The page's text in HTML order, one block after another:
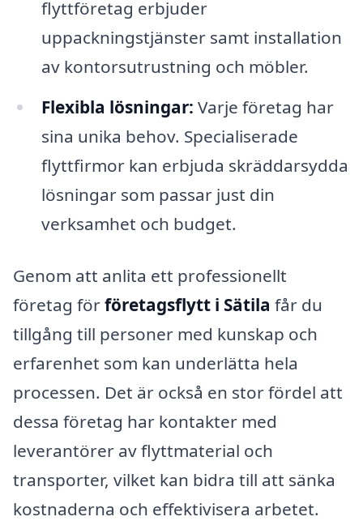
flyttföretag erbjuder
uppackningstjänster samt installation
av kontorsutrustning och möbler.
Flexibla lösningar: Varje företag har
sina unika behov. Specialiserade
flyttfirmor kan erbjuda skräddarsydda
lösningar som passar just din
verksamhet och budget.
Genom att anlita ett professionellt
företag förföretagsflytt i Sätila får du
tillgång till personer med kunskap och
erfarenhet som kan underlätta hela
processen. Det är också en stor fördel att
dessa företag har kontakter med
leverantörer av flyttmaterial och
transporter, vilket kan bidra till att sänka
kostnaderna och effektivisera arbetet.